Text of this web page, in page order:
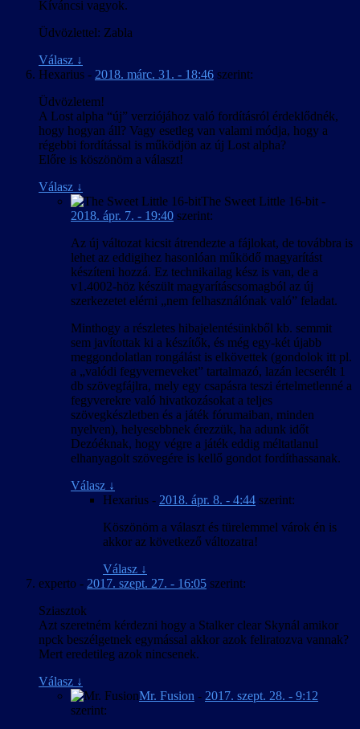
Kíváncsi vagyok.
Üdvözlettel: Zabla
Válasz ↓
Hexarius - 2018. márc. 31. - 18:46 szerint:
Üdvözletem!
A Lost alpha “új” verziójához való fordításról érdeklődnék,
hogy hogyan áll? Vagy esetleg van valami módja, hogy a
régebbi fordítással is működjön az új Lost alpha?
Előre is köszönöm a választ!
Válasz ↓
The Sweet Little 16-bit -
2018. ápr. 7. - 19:40 szerint:
Az új változat kicsit átrendezte a fájlokat, de továbbra is
lehet az eddigihez hasonlóan működő magyarítást
készíteni hozzá. Ez technikailag kész is van, de a
v1.4002-höz készült magyarításcsomagból az új
szerkezetet elérni „nem felhasználónak való” feladat.
Minthogy a részletes hibajelentésünkből kb. semmit
sem javítottak ki a készítők, és még egy-két újabb
meggondolatlan rongálást is elkövettek (gondolok itt pl.
a „valódi fegyverneveket” tartalmazó, lazán lecserélt 1
db szövegfájlra, mely egy csapásra teszi értelmetlenné a
fegyverekre való hivatkozásokat a teljes
szövegkészletben és a játék fórumaiban, minden
nyelven), helyesebbnek érezzük, ha adunk időt
Dezóéknak, hogy végre a játék eddig méltatlanul
elhanyagolt szövegére is kellő gondot fordíthassanak.
Válasz ↓
Hexarius - 2018. ápr. 8. - 4:44 szerint:
Köszönöm a választ és türelemmel várok én is
akkor az következő változatra!
Válasz ↓
experto - 2017. szept. 27. - 16:05 szerint:
Sziasztok
Azt szeretném kérdezni hogy a Stalker clear Skynál amikor
npck beszélgetnek egymással akkor azok feliratozva vannak?
Mert eredetileg azok nincsenek.
Válasz ↓
Mr. Fusion - 2017. szept. 28. - 9:12
szerint: